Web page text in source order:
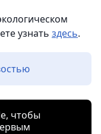
узнать здесь.
чтобы